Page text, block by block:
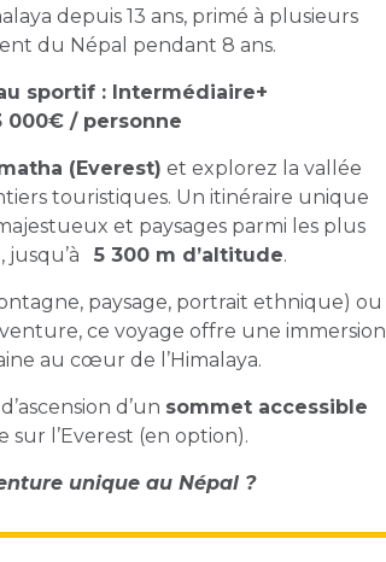
depuis 13 ans, primé à plusieurs
du Népal pendant 8 ans.
sportif : Intermédiaire+
000€ / personne
(Everest) et explorez la vallée
touristiques. Un itinéraire unique
et paysages parmi les plus
jusqu’à5 300 m d’altitude.
paysage, portrait ethnique) ou
ce voyage offre une immersion
au cœur de l’Himalaya.
d’un sommet accessible
sur l’Everest (en option).
unique au Népal ?